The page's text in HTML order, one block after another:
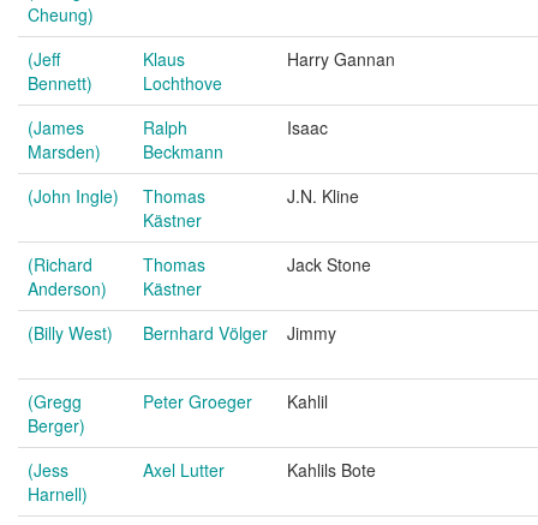
Cheung)
(Jeff
Bennett)
Klaus
Lochthove
Harry Gannan
(James
Marsden)
Ralph
Beckmann
Isaac
(John Ingle)
Thomas
Kästner
J.N. Kline
(Richard
Anderson)
Thomas
Kästner
Jack Stone
(Billy West) Bernhard Völger Jimmy
(Gregg
Berger)
Peter Groeger Kahlil
(Jess
Harnell)
Axel Lutter Kahlils Bote